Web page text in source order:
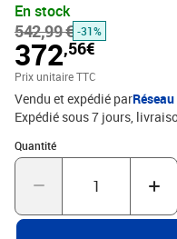
En stock
542,99 € -31%
372,56€
Prix unitaire TTC
Vendu et expédié par
Expédié sous 7 jours
Quantité
Quantité : 1